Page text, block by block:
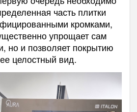
часть плитки
кромками,
упрощает сам
но и позволяет покрытию
целостный вид.